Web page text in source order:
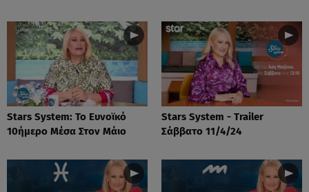
Stars System: Το Ευνοϊκό
10ήμερο Μέσα Στον Μάιο
Stars System - Trailer
Σάββατο 11/4/24